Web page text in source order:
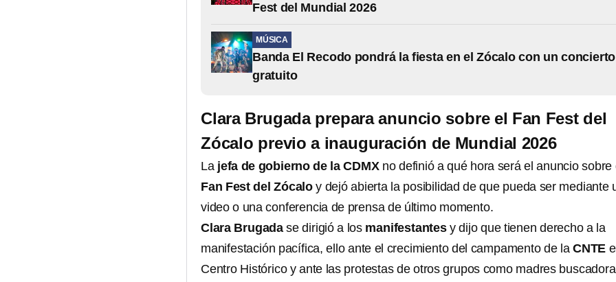
Fest del Mundial 2026
MÚSICA
Banda El Recodo pondrá la fiesta en el Zócalo con un concierto
gratuito
Clara Brugada prepara anuncio sobre el Fan Fest del
Zócalo previo a inauguración de Mundial 2026
La jefa de gobierno de la CDMXno definió a qué hora será el anuncio sobre
Fan Fest del Zócaloy dejó abierta la posibilidad de que pueda ser mediante
video o una conferencia de prensa de último momento.
Clara Brugadase dirigió a los manifestantesy dijo que tienen derecho a la
manifestación pacífica, ello ante el crecimiento del campamento de la CNTE
Centro Histórico y ante las protestas de otros grupos como madres